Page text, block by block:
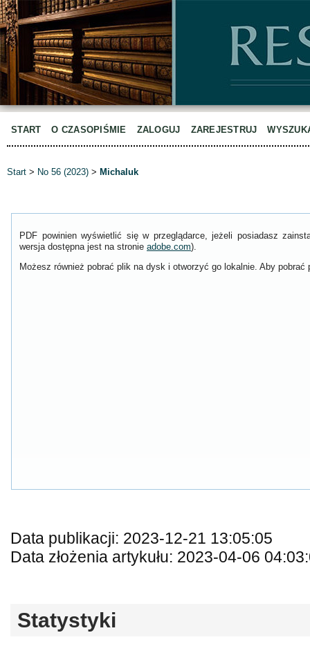
START O CZASOPIŚMIE ZALOGUJ ZAREJESTRUJ
Start > No 56 (2023) > Michaluk
PDF powinien wyświetlić się w przeglądarce, jeżeli posiadasz
wersja dostępna jest na stronie adobe.com).
Możesz również pobrać plik na dysk i otworzyć go lokalnie. Aby
Data publikacji: 2023-12-21 13:05:05
Data złożenia artykułu: 2023-04-06
Statystyki